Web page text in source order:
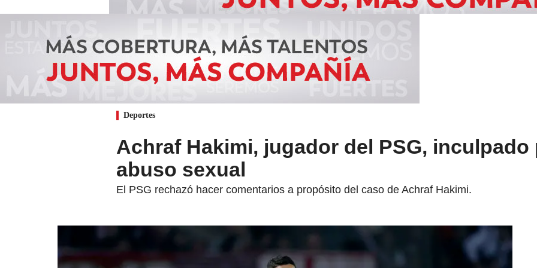
Deportes
Achraf Hakimi, jugador del PSG, inculpado
abuso sexual
El PSG rechazó hacer comentarios a propósito del caso de Achraf Hakimi.